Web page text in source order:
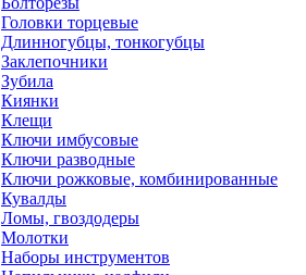
Головки торцевые
Длинногубцы, тонкогубцы
Заклепочники
Зубила
Киянки
Клещи
Ключи имбусовые
Ключи разводные
Ключи рожковые, комбинированные
Кувалды
Ломы, гвоздодеры
Молотки
Наборы инструментов